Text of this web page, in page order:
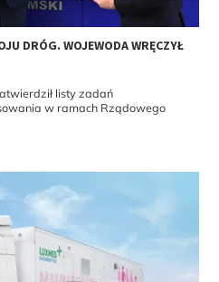
DRÓG. WOJEWODA WRĘCZYŁ
listy zadań
w ramach Rządowego